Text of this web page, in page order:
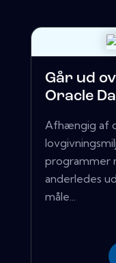
Går ud
Oracle
Afhængig af
programmer
anderledes
måle...